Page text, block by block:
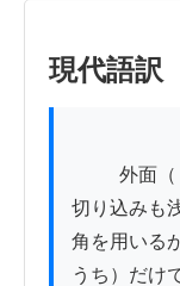
現代語訳
切り込みも
角を用いる
うち）だけ